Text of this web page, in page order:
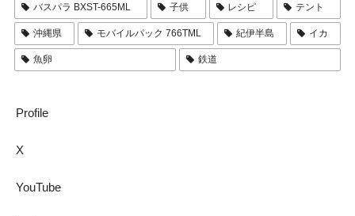
バスパラ BXST-665ML 子供 レシピ テント
沖縄県 モバイルパック 766TML 紀伊半島 イカ
魚卵 鉄道
Profile
X
YouTube